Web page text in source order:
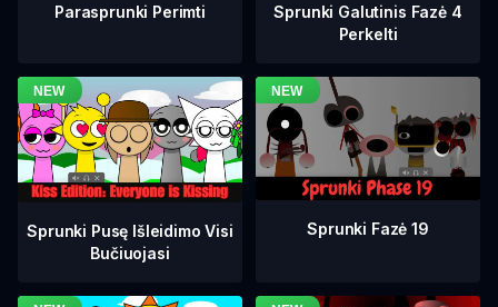
Parasprunki Perimti
Sprunki Galutinis Fazė 4
Perkelti
Sprunki Pusę Išleidimo Visi
Bučiuojasi
Sprunki Fazė 19